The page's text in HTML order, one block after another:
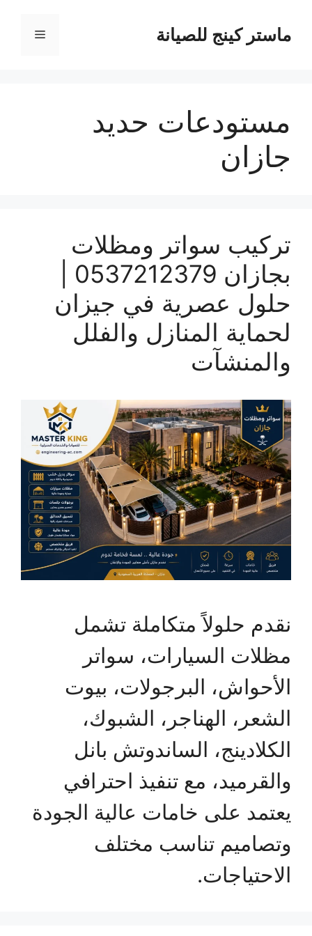
المحتوىماستر كينج للصيانة القائمة
مستودعات حديد
جازان
تركيب سواتر ومظلات
حلول عصرية في جيزان
لحماية المنازل والفلل
والمنشآت
نقدم حلولاً متكاملة تشمل
مظلات السيارات، سواتر
الأحواش، البرجولات، بيوت
الشعر، الهناجر، الشبوك،
الكلادينج، الساندوتش بانل
والقرميد، مع تنفيذ احترافي
يعتمد على خامات عالية الجودة
وتصاميم تناسب مختلف
الاحتياجات.